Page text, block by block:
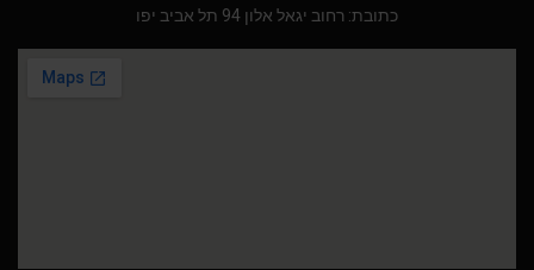
כתובת: רחוב יגאל אלון 94 תל אביב יפו